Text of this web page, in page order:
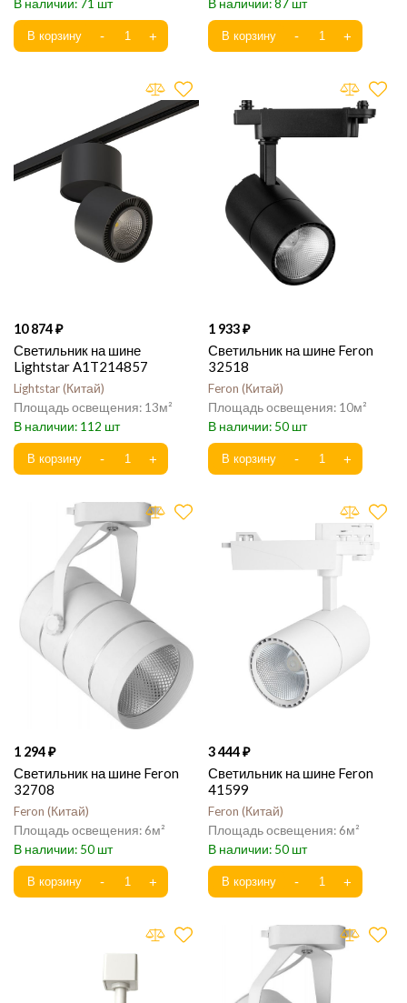
71
87
10 874
Светильник на шине
Lightstar A1T214857
Lightstar Китай
13
112
1 933
Светильник на шине Feron
32518
Feron Китай
10
50
1 294
Светильник на шине Feron
32708
Feron Китай
6
50
3 444
Светильник на шине Feron
41599
Feron Китай
6
50